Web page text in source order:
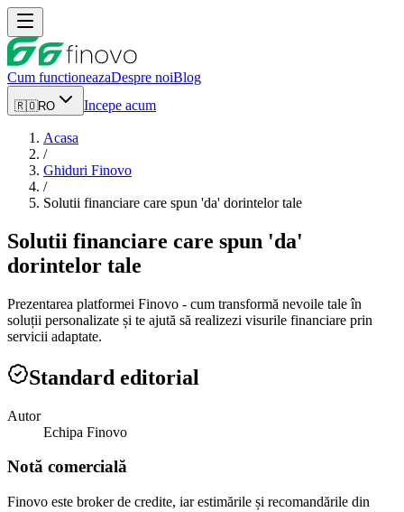
Cum functioneazaDespre noiBlog
🇷🇴RO Incepe acum
Acasa
/
Ghiduri Finovo
/
Solutii financiare care spun 'da' dorintelor tale
Solutii financiare care spun 'da'
dorintelor tale
Prezentarea platformei Finovo - cum transformă nevoile tale în
soluții personalizate și te ajută să realizezi visurile financiare prin
servicii adaptate.
Standard editorial
Autor
Echipa Finovo
Notă comercială
Finovo este broker de credite, iar estimările și recomandările din